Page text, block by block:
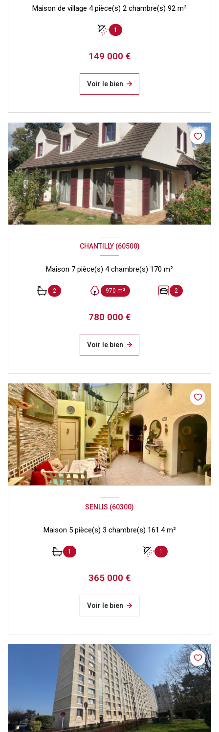
Maison de village 4 pièce(s) 2 chambre(s) 92 m²
1
149 000 €
Voir le bien
CHANTILLY (60500)
Maison 7 pièce(s) 4 chambre(s) 170 m²
2 970 m² 2
780 000 €
Voir le bien
SENLIS (60300)
Maison 5 pièce(s) 3 chambre(s) 161.4 m²
1 1
365 000 €
Voir le bien